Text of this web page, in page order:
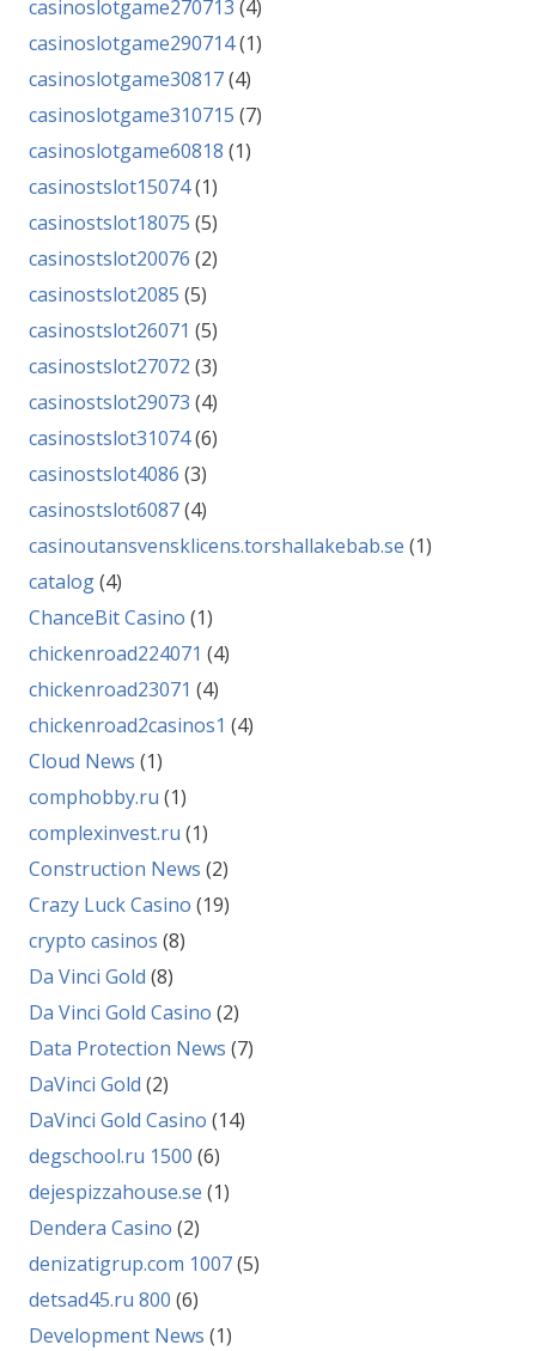
casinoslotgame270713 (4)
casinoslotgame290714(1)
casinoslotgame30817(4)
casinoslotgame310715 (7)
casinoslotgame60818 (1)
casinostslot15074(1)
casinostslot18075 (5)
casinostslot20076 (2)
casinostslot2085 (5)
casinostslot26071 (5)
casinostslot27072 (3)
casinostslot29073 (4)
casinostslot31074(6)
casinostslot4086 (3)
casinostslot6087(4)
casinoutansvensklicens.torshallakebab.se (1)
catalog(4)
ChanceBit Casino (1)
chickenroad224071 (4)
chickenroad23071 (4)
chickenroad2casinos1 (4)
Cloud News (1)
comphobby.ru (1)
complexinvest.ru (1)
Construction News (2)
Crazy Luck Casino (19)
crypto casinos (8)
Da Vinci Gold (8)
Da Vinci Gold Casino (2)
Data Protection News (7)
DaVinci Gold (2)
DaVinci Gold Casino (14)
degschool.ru 1500 (6)
dejespizzahouse.se (1)
Dendera Casino (2)
denizatigrup.com 1007(5)
detsad45.ru 800 (6)
Development News (1)